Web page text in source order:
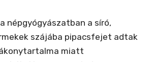
népgyógyászatban a síró,
szájába pipacsfejet adtak
miatt